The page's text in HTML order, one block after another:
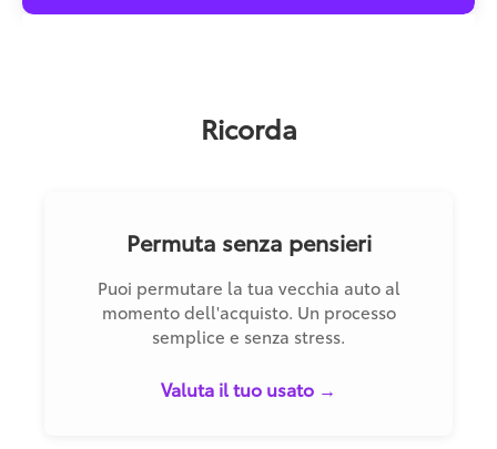
Ricorda
Permuta senza pensieri
Puoi permutare la tua vecchia auto al
momento dell'acquisto. Un processo
semplice e senza stress.
Valuta il tuo usato →